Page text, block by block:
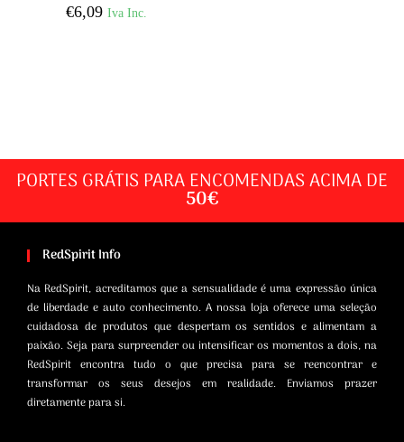
PRESERVATIVOS
NOVIDADES PINTADOS
€6,09 Iva Inc.
PORTES GRÁTIS PARA ENCOMENDAS ACIMA DE
50€
RedSpirit Info
Na RedSpirit, acreditamos que a sensualidade é uma expressão única
de liberdade e auto conhecimento. A nossa loja oferece uma seleção
cuidadosa de produtos que despertam os sentidos e alimentam a
paixão. Seja para surpreender ou intensificar os momentos a dois, na
RedSpirit encontra tudo o que precisa para se reencontrar e
transformar os seus desejos em realidade. Enviamos prazer
diretamente para si.